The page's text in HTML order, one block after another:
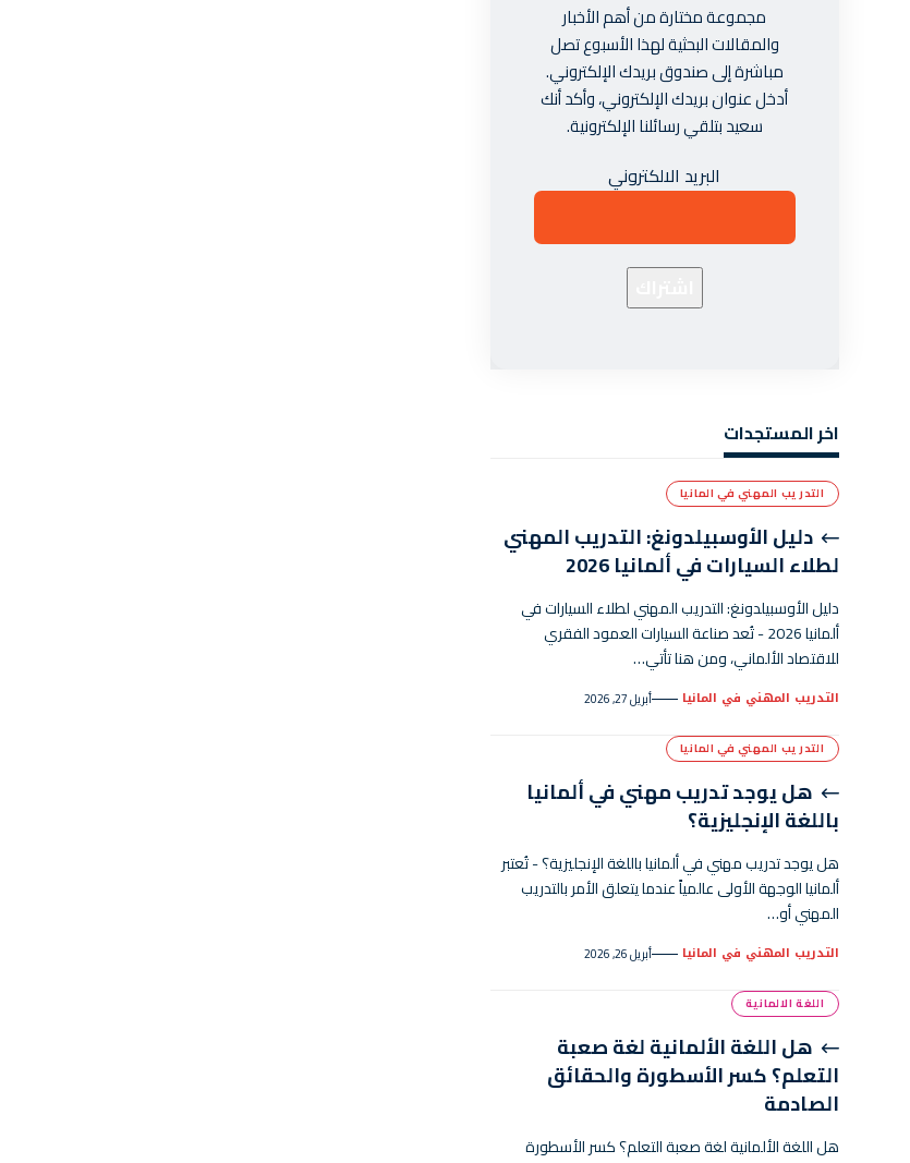
مجموعة مختارة من أهم الأخبار
والمقالات البحثية لهذا الأسبوع تصل
مباشرة إلى صندوق بريدك الإلكتروني.
أدخل عنوان بريدك الإلكتروني، وأكد أنك
سعيد بتلقي رسائلنا الإلكترونية.
البريد الالكتروني
اخر المستجدات
التدريب المهني في المانيا
دليل الأوسبيلدونغ: التدريب المهني
لطلاء السيارات في ألمانيا 2026
دليل الأوسبيلدونغ: التدريب المهني لطلاء السيارات في
ألمانيا 2026 - تُعد صناعة السيارات العمود الفقري
للاقتصاد الألماني، ومن هنا تأتي…
التدريب المهني في المانيا أبريل 27, 2026
التدريب المهني في المانيا
هل يوجد تدريب مهني في ألمانيا
باللغة الإنجليزية؟
هل يوجد تدريب مهني في ألمانيا باللغة الإنجليزية؟ - تُعتبر
ألمانيا الوجهة الأولى عالمياً عندما يتعلق الأمر بالتدريب
المهني أو…
التدريب المهني في المانيا أبريل 26, 2026
اللغة الالمانية
هل اللغة الألمانية لغة صعبة
التعلم؟ كسر الأسطورة والحقائق
الصادمة
هل اللغة الألمانية لغة صعبة التعلم؟ كسر الأسطورة